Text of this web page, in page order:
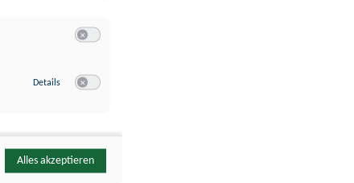
Details zu YouTube
Alles akzeptieren